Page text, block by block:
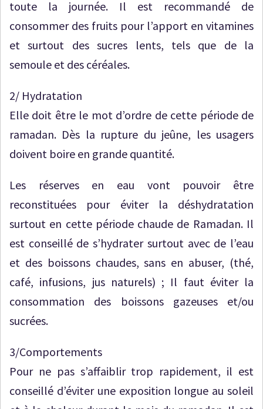
toute la journée. Il est recommandé de
consommer des fruits pour l’apport en vitamines
et surtout des sucres lents, tels que de la
semoule et des céréales.
2/ Hydratation
Elle doit être le mot d’ordre de cette période de
ramadan. Dès la rupture du jeûne, les usagers
doivent boire en grande quantité.
Les réserves en eau vont pouvoir être
reconstituées pour éviter la déshydratation
surtout en cette période chaude de Ramadan. Il
est conseillé de s’hydrater surtout avec de l’eau
et des boissons chaudes, sans en abuser, (thé,
café, infusions, jus naturels) ; Il faut éviter la
consommation des boissons gazeuses et/ou
sucrées.
3/Comportements
Pour ne pas s’affaiblir trop rapidement, il est
conseillé d’éviter une exposition longue au soleil